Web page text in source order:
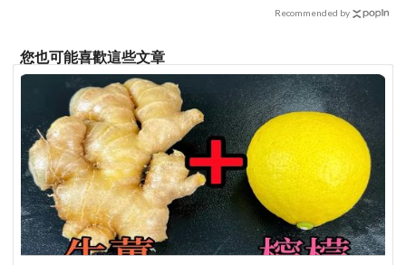
Recommended by
您也可能喜歡這些文章